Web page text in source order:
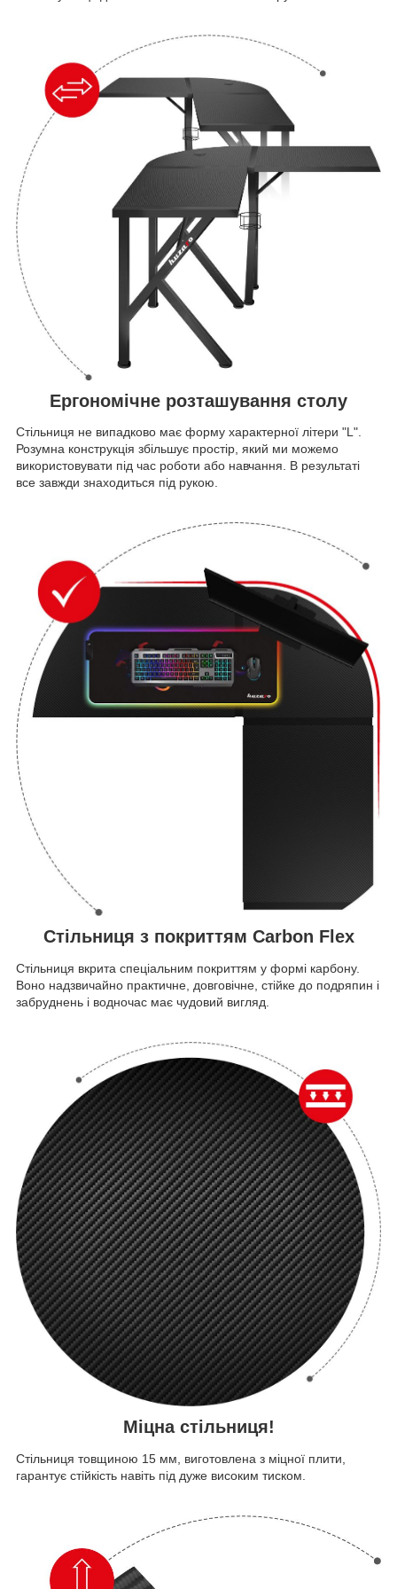
Ергономічне розташування столу
Стільниця не випадково має форму характерної літери "L".
Розумна конструкція збільшує простір, який ми можемо
використовувати під час роботи або навчання. В результаті
все завжди знаходиться під рукою.
Стільниця з покриттям Carbon Flex
Стільниця вкрита спеціальним покриттям у формі карбону.
Воно надзвичайно практичне, довговічне, стійке до подряпин і
забруднень і водночас має чудовий вигляд.
Міцна стільниця!
Стільниця товщиною 15 мм, виготовлена з міцної плити,
гарантує стійкість навіть під дуже високим тиском.